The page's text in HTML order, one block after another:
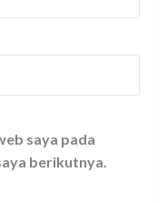
saya pada
berikutnya.